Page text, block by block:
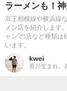
ラーメンも！
京王相模線や横浜線
メン店を紹介します
ャン”の店など種類
います。
kwei
香川生まれ。